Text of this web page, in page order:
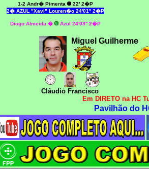
1-2 Andr� Pimenta
22' 2�P
2� AZUL "Xavi" Louren�o 24'01'' 2�P
Diogo Almeida � Azul 24'03'' 2�P
Miguel Guilherme
Cláudio Francisco
Em DIRETO na HC
Pavilhão do